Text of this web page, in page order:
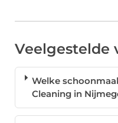
Veelgestelde
Welke
Cleaning in